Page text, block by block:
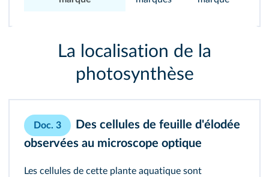
La localisation de la
photosynthèse
Doc. 3
Des cellules de feuille d'élodée
observées au microscope optique
Les cellules de cette plante aquatique sont